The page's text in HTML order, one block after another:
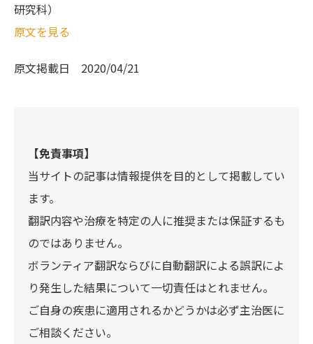
研究科）
原文を見る
原文掲載日 2020/04/21
【免責事項】
当サイトの記事は情報提供を目的として掲載してい
ます。
翻訳内容や治療を特定の人に推奨または保証するも
のではありません。
ボランティア翻訳ならびに自動翻訳による誤訳によ
り発生した結果について一切責任はとれません。
ご自身の疾患に適用されるかどうかは必ず主治医に
ご相談ください。